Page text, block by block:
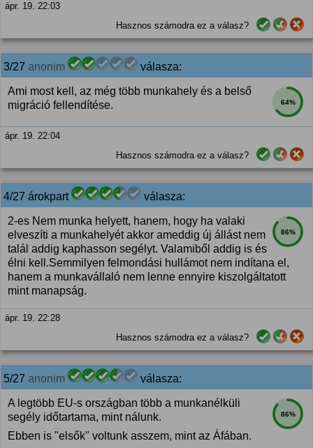
ápr. 19. 22:03
Hasznos számodra ez a válasz?
3/27 anonim válasza:
64%
Ami most kell, az még több munkahely és a belső
migráció fellendítése.
ápr. 19. 22:04
Hasznos számodra ez a válasz?
4/27 árokpart válasza:
86%
2-es Nem munka helyett, hanem, hogy ha valaki
elveszíti a munkahelyét akkor ameddig új állást nem
talál addig kaphasson segélyt. Valamiből addig is és
élni kell.Semmilyen felmondási hullámot nem indítana el,
hanem a munkavállaló nem lenne ennyire kiszolgáltatott
mint manapság.
ápr. 19. 22:28
Hasznos számodra ez a válasz?
5/27 anonim válasza:
86%
A legtöbb EU-s országban több a munkanélküli
segély időtartama, mint nálunk.
Ebben is "elsők" voltunk asszem, mint az Áfában.